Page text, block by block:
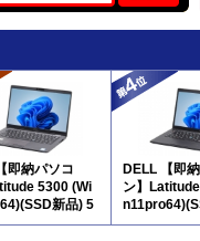
即納パソコ
5300 (Wi
新品) 5
DELL 【即
ン】
N8